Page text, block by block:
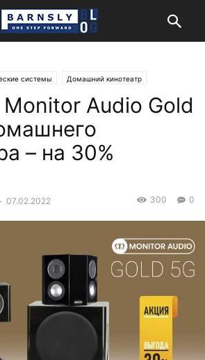
системы Домашний кинотеатр
Monitor Audio Gold
– на 30%
- 07.02.2022 0
300